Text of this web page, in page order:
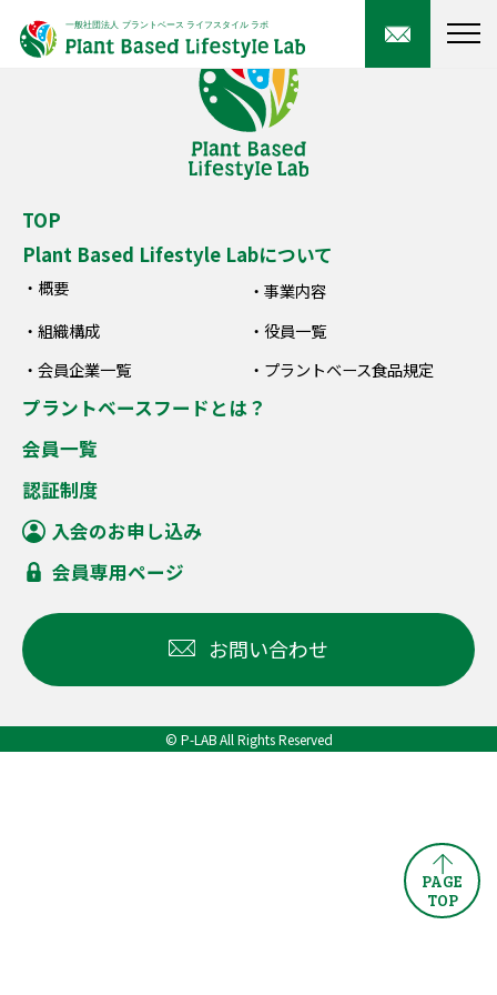
TOP
Plant Based Lifestyle Labについて
概要
事業内容
組織構成
役員一覧
会員企業一覧
プラントベース食品規定
プラントベースフードとは？
会員一覧
認証制度
入会のお申し込み
会員専用ページ
お問い合わせ
© P-LAB All Rights Reserved
PAGE
TOP